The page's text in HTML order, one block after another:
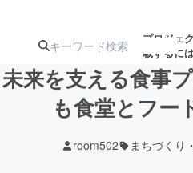
プロジェ
載するに
ターン
ジェクト
未来を支える食事
も食堂とフー
room502 まちづくり